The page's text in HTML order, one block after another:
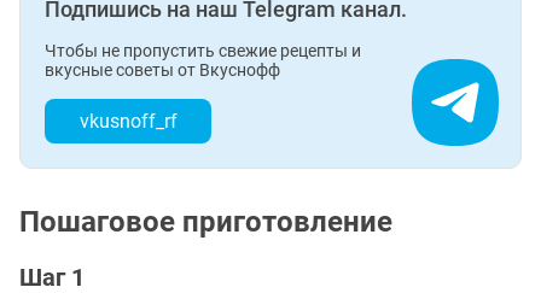
Подпишись на наш Telegram канал.
Чтобы не пропустить свежие рецепты и
вкусные советы от Вкуснофф
vkusnoff_rf
Пошаговое приготовление
Шаг 1